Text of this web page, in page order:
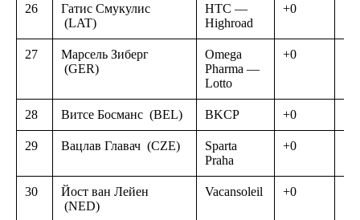
26
Гатис Смукулис
(LAT)
HTC —
Highroad
+0
27
Марсель Зиберг
(GER)
Omega
Pharma —
Lotto
+0
28 Витсе Босманс (BEL) BKCP +0
29 Вацлав Главач (CZE)
Sparta
Praha
+0
30
Йост ван Лейен
(NED)
Vacansoleil +0